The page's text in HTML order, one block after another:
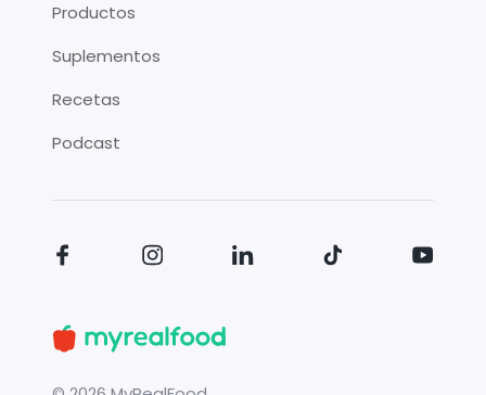
Productos
Suplementos
Recetas
Podcast